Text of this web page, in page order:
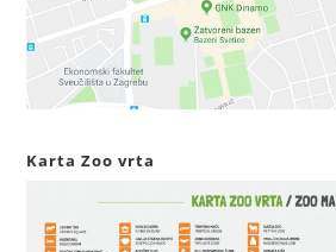
Karta Zoo vrta